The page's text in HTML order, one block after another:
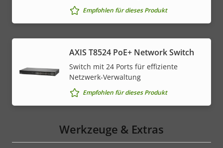
Empfohlen für dieses Produkt
AXIS T8524 PoE+ Network Switch
Switch mit 24 Ports für effiziente
Netzwerk-Verwaltung
Empfohlen für dieses Produkt
Werkzeuge & Extras